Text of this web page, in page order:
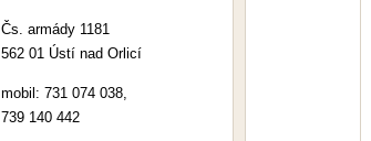
Čs. armády 1181
562 01 Ústí nad Orlicí
mobil: 731 074 038,
739 140 442